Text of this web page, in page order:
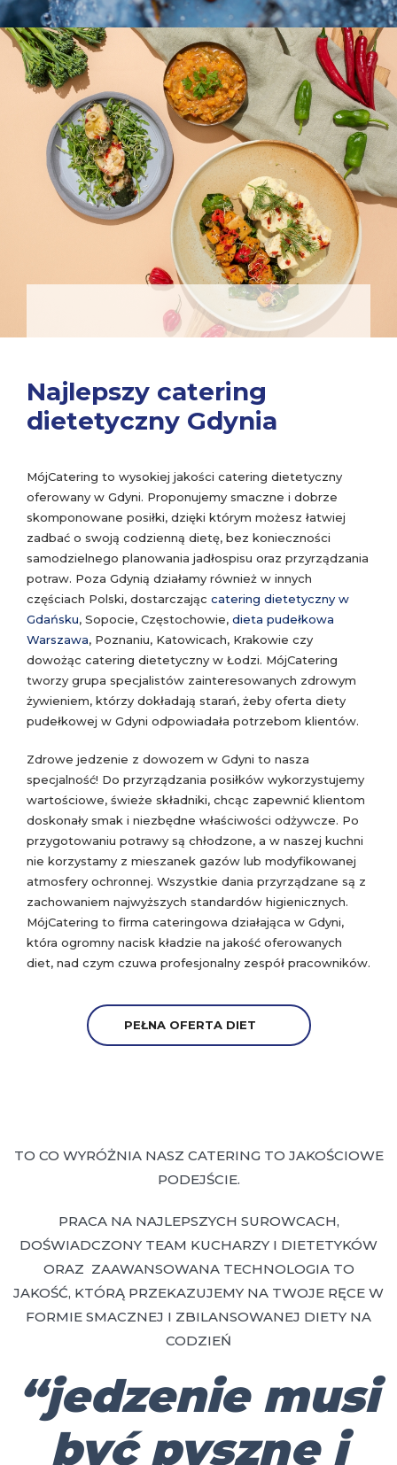
Najlepszy catering
dietetyczny Gdynia
MójCatering to wysokiej jakości catering dietetyczny
oferowany w Gdyni. Proponujemy smaczne i dobrze
skomponowane posiłki, dzięki którym możesz łatwiej
zadbać o swoją codzienną dietę, bez konieczności
samodzielnego planowania jadłospisu oraz przyrządzania
potraw. Poza Gdynią działamy również w innych
częściach Polski, dostarczając catering dietetyczny w
Gdańsku, Sopocie, Częstochowie, dieta pudełkowa
Warszawa, Poznaniu, Katowicach, Krakowie czy
dowożąc catering dietetyczny w Łodzi. MójCatering
tworzy grupa specjalistów zainteresowanych zdrowym
żywieniem, którzy dokładają starań, żeby oferta diety
pudełkowej w Gdyni odpowiadała potrzebom klientów.
Zdrowe jedzenie z dowozem w Gdyni to nasza
specjalność! Do przyrządzania posiłków wykorzystujemy
wartościowe, świeże składniki, chcąc zapewnić klientom
doskonały smak i niezbędne właściwości odżywcze. Po
przygotowaniu potrawy są chłodzone, a w naszej kuchni
nie korzystamy z mieszanek gazów lub modyfikowanej
atmosfery ochronnej. Wszystkie dania przyrządzane są z
zachowaniem najwyższych standardów higienicznych.
MójCatering to firma cateringowa działająca w Gdyni,
która ogromny nacisk kładzie na jakość oferowanych
diet, nad czym czuwa profesjonalny zespół pracowników.
PEŁNA OFERTA DIET
TO CO WYRÓŻNIA NASZ CATERING TO JAKOŚCIOWE
PODEJŚCIE.
PRACA NA NAJLEPSZYCH SUROWCACH,
DOŚWIADCZONY TEAM KUCHARZY I DIETETYKÓW
ORAZ ZAAWANSOWANA TECHNOLOGIA TO
JAKOŚĆ, KTÓRĄ PRZEKAZUJEMY NA TWOJE RĘCE W
FORMIE SMACZNEJ I ZBILANSOWANEJ DIETY NA
CODZIEŃ
“jedzenie musi
być pyszne i